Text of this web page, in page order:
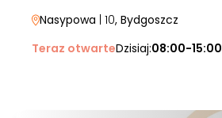
Nasypowa | 10, Bydgoszcz
Teraz otwarteDzisiaj:08:00-15:00